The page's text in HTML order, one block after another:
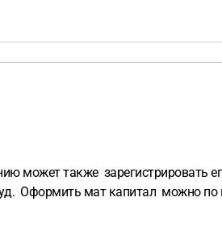
может также зарегистрировать
Оформить мат капитал можно по